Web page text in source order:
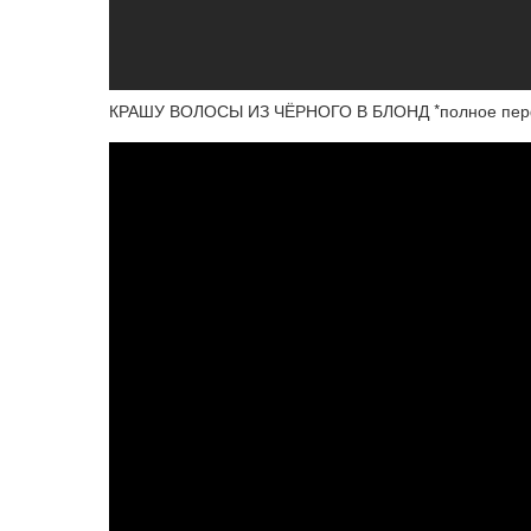
КРАШУ ВОЛОСЫ ИЗ ЧЁРНОГО В БЛОНД *полное